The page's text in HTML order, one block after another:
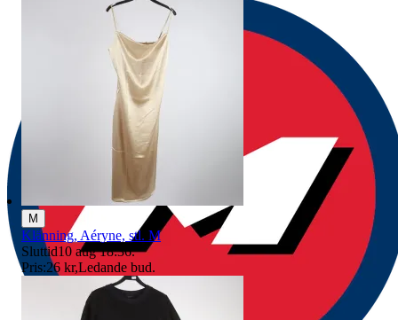
M
Klänning, Aéryne, stl. M
Sluttid10 aug 18:36.
Pris:26 kr,Ledande bud.